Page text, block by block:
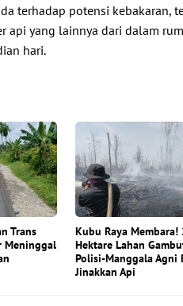
terhadap potensi kebakaran,
api yang lainnya dari dalam
hari.
Trans
Meninggal
Kubu Raya Membara!
Hektare Lahan
Polisi-Manggala Agni
Jinakkan Api